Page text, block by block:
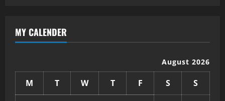
MY CALENDER
August 2026
M T W T F S
S